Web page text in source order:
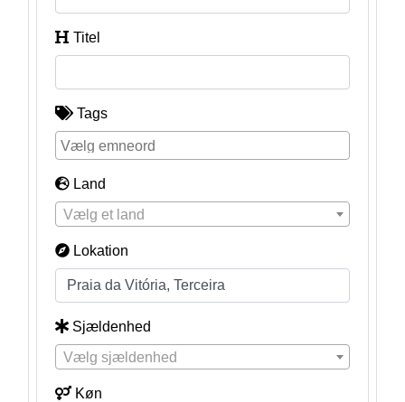
Titel
Tags
Land
Vælg et land
Lokation
Sjældenhed
Vælg sjældenhed
Køn